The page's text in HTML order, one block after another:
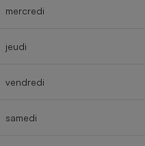
mercredi
jeudi
vendredi
samedi